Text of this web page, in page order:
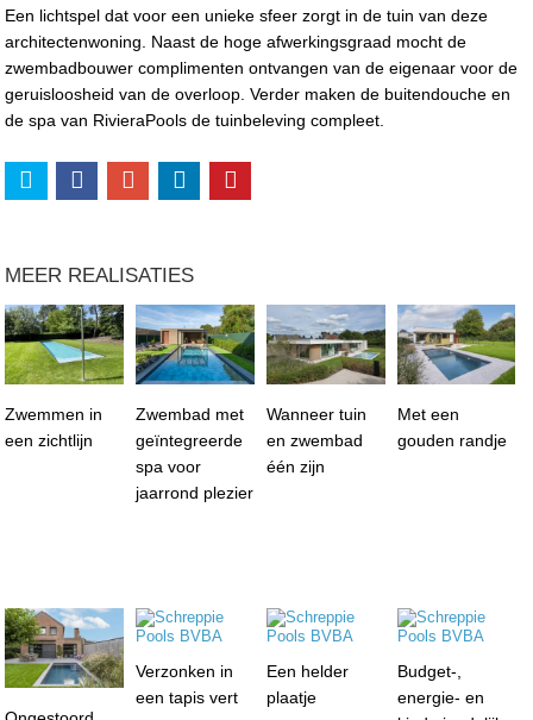
Een lichtspel dat voor een unieke sfeer zorgt in de tuin van deze
architectenwoning. Naast de hoge afwerkingsgraad mocht de
zwembadbouwer complimenten ontvangen van de eigenaar voor de
geruisloosheid van de overloop. Verder maken de buitendouche en
de spa van RivieraPools de tuinbeleving compleet.
MEER REALISATIES
Zwemmen in
een zichtlijn
Zwembad met
geïntegreerde
spa voor
jaarrond plezier
Wanneer tuin
en zwembad
één zijn
Met een
gouden randje
Verzonken in
een tapis vert
Een helder
plaatje
Budget-,
energie- en